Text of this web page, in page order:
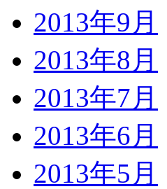
2013年9月
2013年8月
2013年7月
2013年6月
2013年5月